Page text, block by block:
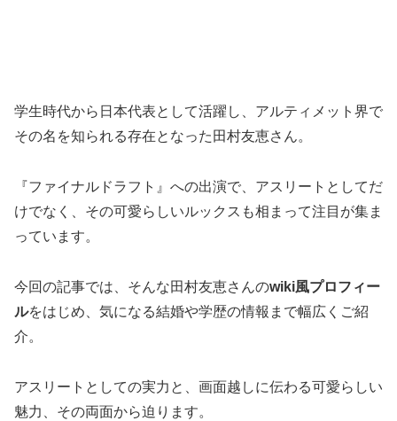
学生時代から日本代表として活躍し、アルティメット界で
その名を知られる存在となった田村友恵さん。
『ファイナルドラフト』への出演で、アスリートとしてだ
けでなく、その可愛らしいルックスも相まって注目が集ま
っています。
今回の記事では、そんな田村友恵さんのwiki風プロフィー
ルをはじめ、気になる結婚や学歴の情報まで幅広くご紹
介。
アスリートとしての実力と、画面越しに伝わる可愛らしい
魅力、その両面から迫ります。